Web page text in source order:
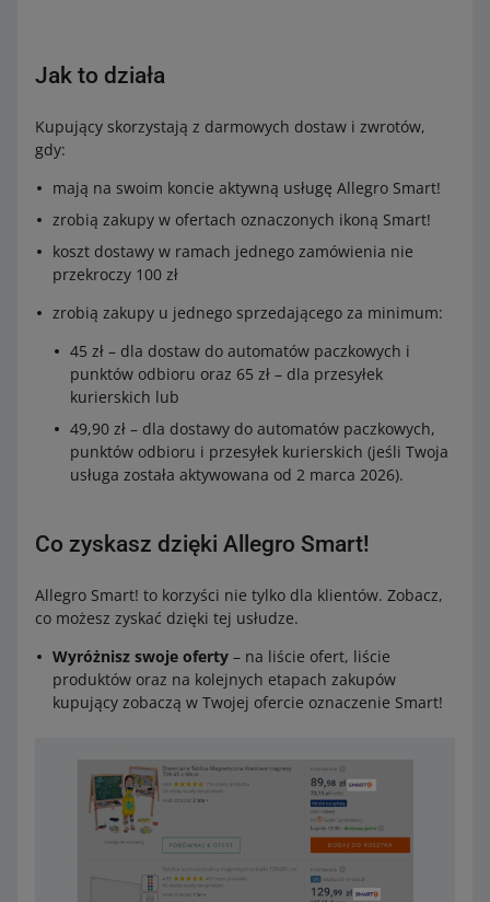
Jak to działa
Kupujący skorzystają z darmowych dostaw i zwrotów,
gdy:
mają na swoim koncie aktywną usługę Allegro Smart!
zrobią zakupy w ofertach oznaczonych ikoną Smart!
koszt dostawy w ramach jednego zamówienia nie
przekroczy 100 zł
zrobią zakupy u jednego sprzedającego za minimum:
45 zł – dla dostaw do automatów paczkowych i
punktów odbioru oraz 65 zł – dla przesyłek
kurierskich lub
49,90 zł – dla dostawy do automatów paczkowych,
punktów odbioru i przesyłek kurierskich (jeśli Twoja
usługa została aktywowana od 2 marca 2026).
Co zyskasz dzięki Allegro Smart!
Allegro Smart! to korzyści nie tylko dla klientów. Zobacz,
co możesz zyskać dzięki tej usłudze.
Wyróżnisz swoje oferty – na liście ofert, liście
produktów oraz na kolejnych etapach zakupów
kupujący zobaczą w Twojej ofercie oznaczenie Smart!